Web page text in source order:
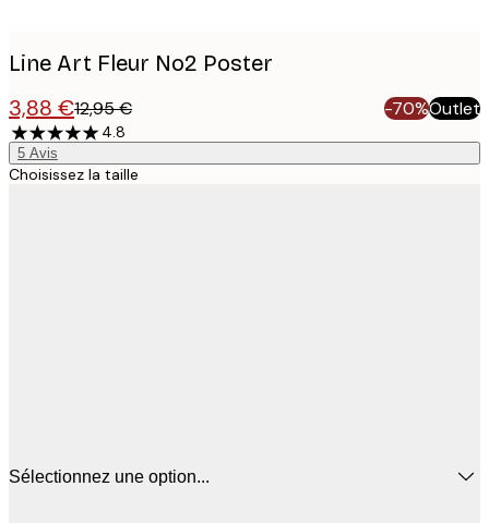
Line Art Fleur No2 Poster
3,88 €12,95 € -70%Outlet
4.8
5 Avis
Choisissez la taille
Sélectionnez une option...